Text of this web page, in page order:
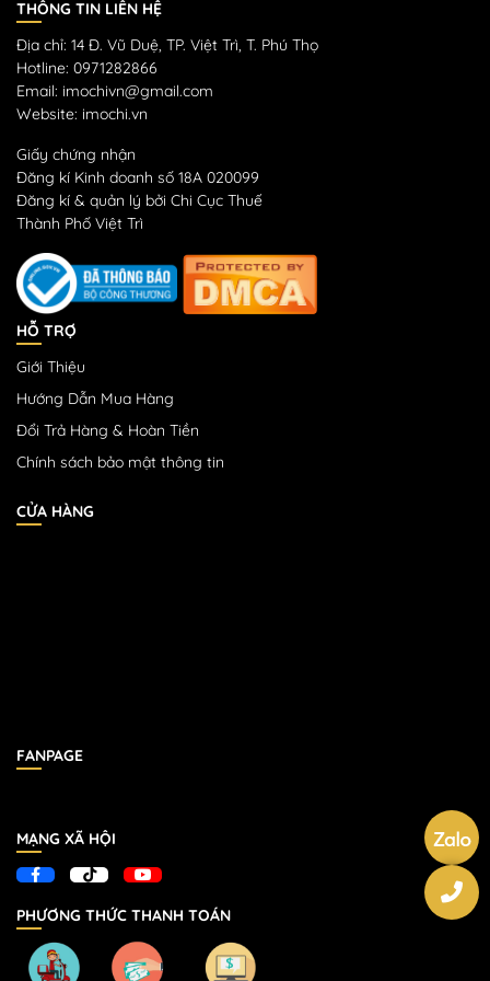
THÔNG TIN LIÊN HỆ
Địa chỉ: 14 Đ. Vũ Duệ, TP. Việt Trì, T. Phú Thọ
Hotline: 0971282866
Email: imochivn@gmail.com
Website: imochi.vn
Giấy chứng nhận
Đăng kí Kinh doanh số 18A 020099
Đăng kí & quản lý bởi Chi Cục Thuế
Thành Phố Việt Trì
HỖ TRỢ
Giới Thiệu
Hướng Dẫn Mua Hàng
Đổi Trả Hàng & Hoàn Tiền
Chính sách bảo mật thông tin
CỬA HÀNG
FANPAGE
MẠNG XÃ HỘI
PHƯƠNG THỨC THANH TOÁN